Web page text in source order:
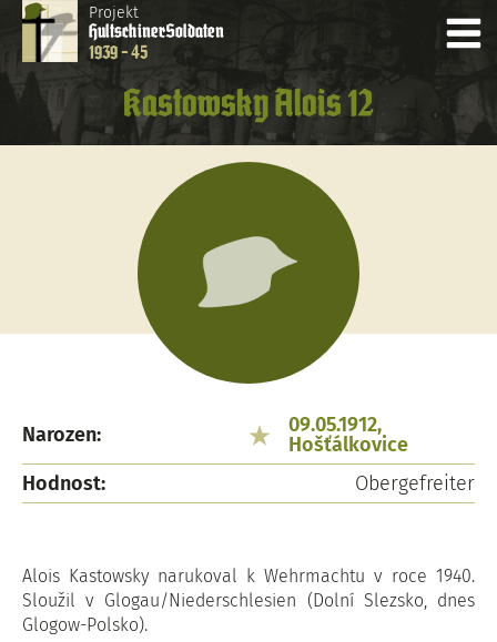
Projekt
HultschinerSoldaten
1939 - 45
Kastowsky Alois 12
Narozen:
09.05.1912,
Hošťálkovice
Hodnost:
Obergefreiter
Alois Kastowsky narukoval k Wehrmachtu v roce 1940.
Sloužil v Glogau/Niederschlesien (Dolní Slezsko, dnes
Glogow-Polsko).